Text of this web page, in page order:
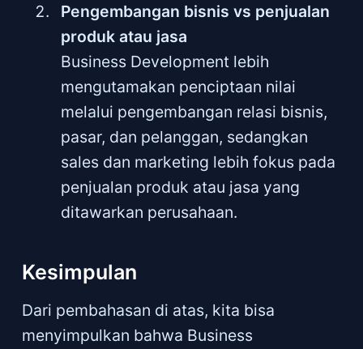
Pengembangan bisnis vs penjualan
produk atau jasa
Business Development lebih
mengutamakan penciptaan nilai
melalui pengembangan relasi bisnis,
pasar, dan pelanggan, sedangkan
sales dan marketing lebih fokus pada
penjualan produk atau jasa yang
ditawarkan perusahaan.
Kesimpulan
Dari pembahasan di atas, kita bisa
menyimpulkan bahwa Business